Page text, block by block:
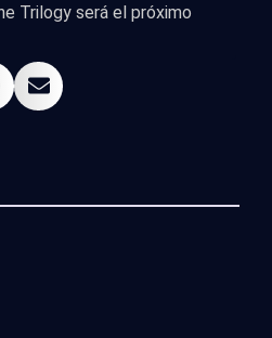
Trilogy será el próximo